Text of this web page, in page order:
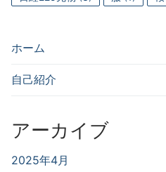
ホーム
自己紹介
アーカイブ
2025年4月